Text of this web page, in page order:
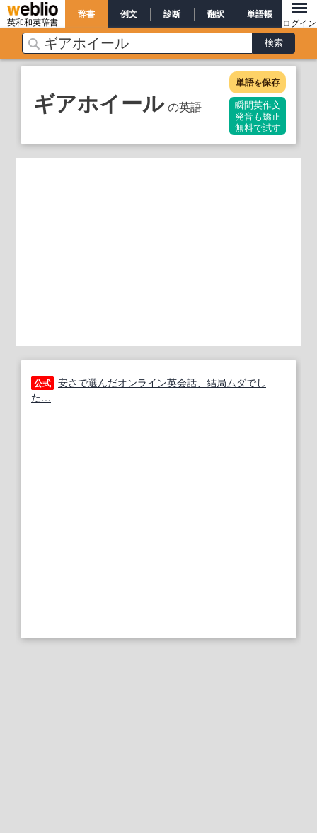
英和和英辞書
辞書 例文 診断 翻訳 単語帳
ログイン
ギアホイール の英語
単語を保存
瞬間英作文
発音も矯正
無料で試す
公式 安さで選んだオンライン英会話、結局ムダでし
た…